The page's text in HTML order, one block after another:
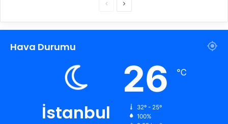
c
y
n
k
i
Hava Durumu
İstanbul
26 ℃
32º - 25º
100%